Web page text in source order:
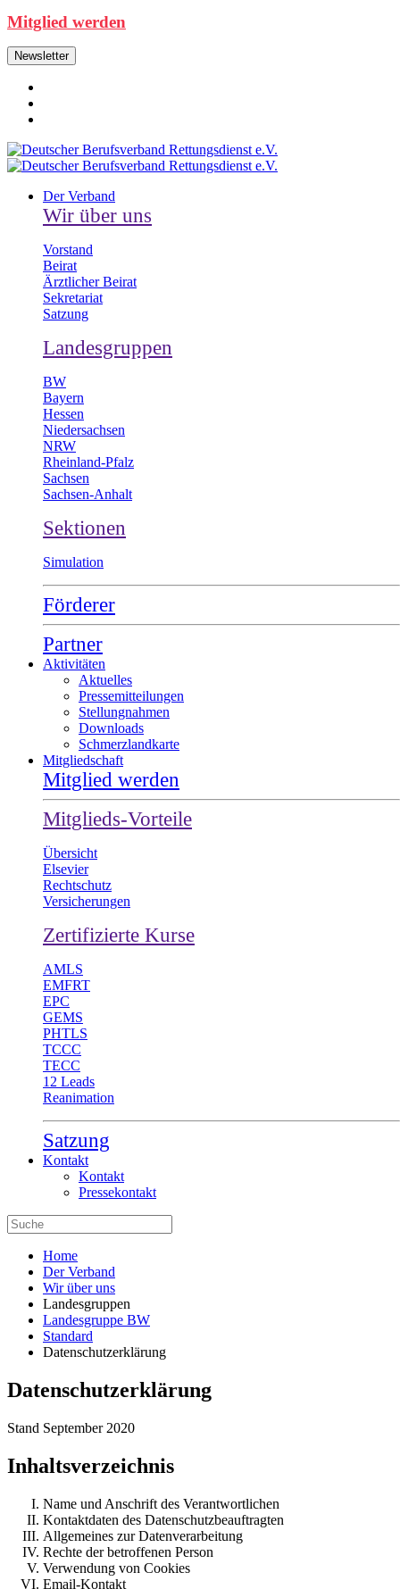
Mitglied werden
Newsletter
Der Verband
Wir über uns
Vorstand
Beirat
Ärztlicher Beirat
Sekretariat
Satzung
Landesgruppen
BW
Bayern
Hessen
Niedersachsen
NRW
Rheinland-Pfalz
Sachsen
Sachsen-Anhalt
Sektionen
Simulation
Förderer
Partner
Aktivitäten
Aktuelles
Pressemitteilungen
Stellungnahmen
Downloads
Schmerzlandkarte
Mitgliedschaft
Mitglied werden
Mitglieds-Vorteile
Übersicht
Elsevier
Rechtschutz
Versicherungen
Zertifizierte Kurse
AMLS
EMFRT
EPC
GEMS
PHTLS
TCCC
TECC
12 Leads
Reanimation
Satzung
Kontakt
Kontakt
Pressekontakt
Home
Der Verband
Wir über uns
Landesgruppen
Landesgruppe BW
Standard
Datenschutzerklärung
Datenschutzerklärung
Stand September 2020
Inhaltsverzeichnis
Name und Anschrift des Verantwortlichen
Kontaktdaten des Datenschutzbeauftragten
Allgemeines zur Datenverarbeitung
Rechte der betroffenen Person
Verwendung von Cookies
Email-Kontakt